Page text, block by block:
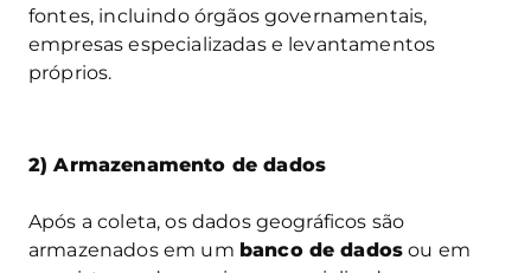
fontes, incluindo órgãos governamentais,
empresas especializadas e levantamentos
próprios.
2) Armazenamento de dados
Após a coleta, os dados geográficos são
armazenados em um banco de dados ou em